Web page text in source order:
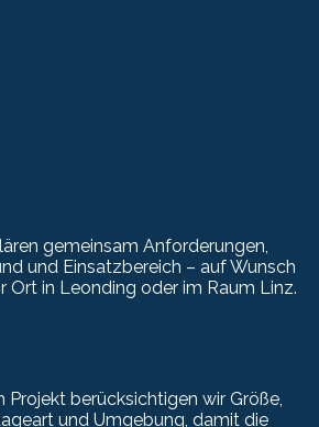
gemeinsam Anforderungen,
und Einsatzbereich – auf Wunsch
Ort in Leonding oder im Raum Linz.
Projekt berücksichtigen wir Größe,
und Umgebung, damit die